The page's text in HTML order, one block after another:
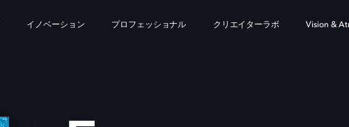
イノベーション プロフェッショナル クリエイターラボ Vision &